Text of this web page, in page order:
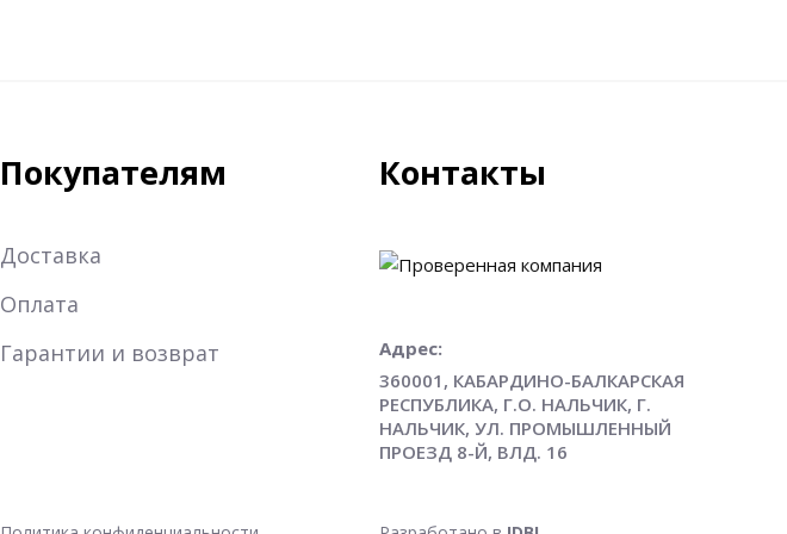
Покупателям
Доставка
Оплата
Гарантии и возврат
Контакты
Адрес:
360001, КАБАРДИНО-БАЛКАРСКАЯ
РЕСПУБЛИКА, Г.О. НАЛЬЧИК, Г.
НАЛЬЧИК, УЛ. ПРОМЫШЛЕННЫЙ
ПРОЕЗД 8-Й, ВЛД. 16